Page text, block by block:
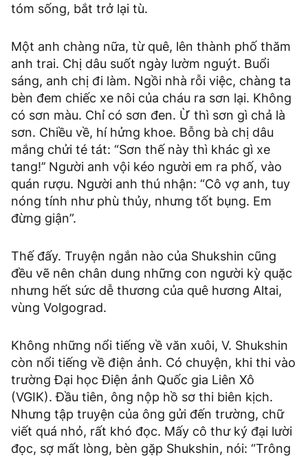
tóm sống, bắt trở lại tù.
Một anh chàng nữa, từ quê, lên thành phố thăm
anh trai. Chị dâu suốt ngày lườm nguýt. Buổi
sáng, anh chị đi làm. Ngồi nhà rỗi việc, chàng ta
bèn đem chiếc xe nôi của cháu ra sơn lại. Không
có sơn màu. Chỉ có sơn đen. Ừ thì sơn gì chả là
sơn. Chiều về, hí hửng khoe. Bỗng bà chị dâu
mắng chửi té tát: “Sơn thế này thì khác gì xe
tang!’’ Người anh vội kéo người em ra phố, vào
quán rượu. Người anh thú nhận: “Cô vợ anh, tuy
nóng tính như phù thủy, nhưng tốt bụng. Em
đừng giận”.
Thế đấy. Truyện ngắn nào của Shukshin cũng
đều vẽ nên chân dung những con người kỳ quặc
nhưng hết sức dễ thương của quê hương Altai,
vùng Volgograd.
Không những nổi tiếng về văn xuôi, V. Shukshin
còn nổi tiếng về điện ảnh. Có chuyện, khi thi vào
trường Đại học Điện ảnh Quốc gia Liên Xô
(VGIK). Đầu tiên, ông nộp hồ sơ thi biên kịch.
Nhưng tập truyện của ông gửi đến trường, chữ
viết quá nhỏ, rất khó đọc. Mấy cô thư ký đại lười
đọc, sợ mất lòng, bèn gặp Shukshin, nói: “Trông